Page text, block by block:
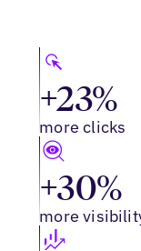
+23%
more clicks
+30%
more